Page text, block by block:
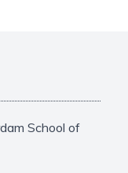
School of